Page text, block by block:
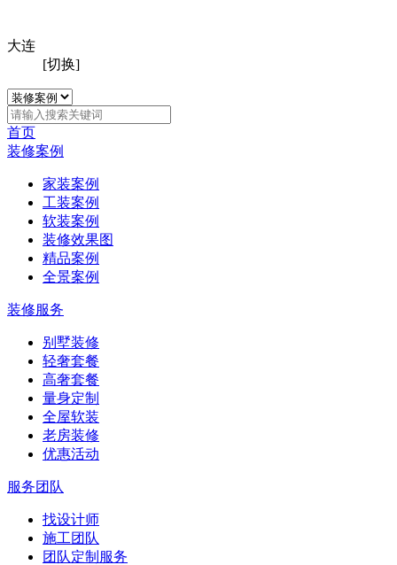
大连
[切换]
首页
装修案例
家装案例
工装案例
软装案例
装修效果图
精品案例
全景案例
装修服务
别墅装修
轻奢套餐
高奢套餐
量身定制
全屋软装
老房装修
优惠活动
服务团队
找设计师
施工团队
团队定制服务